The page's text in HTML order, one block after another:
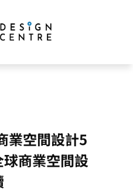
業空間設計5
商業空間設